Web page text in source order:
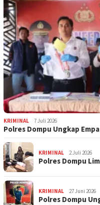
KRIMINAL 7 Juli 2026
Polres Dompu Ungkap
KRIMINAL 2 Juli 2026
Polres Dompu
KRIMINAL 27 Juni 2026
Polres Dompu